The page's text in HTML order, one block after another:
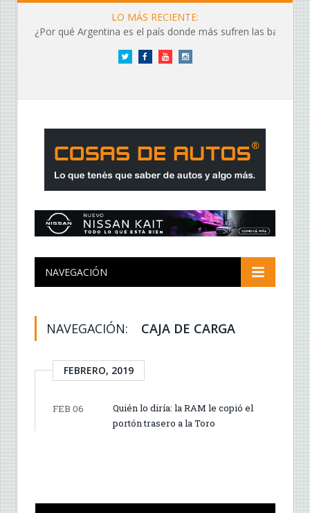
LO MÁS RECIENTE:
¿Por qué Argentina es el país donde más sufren las baterías?
Twitter FacebookYouTubeInstagram
NAVEGACIÓN
NAVEGACIÓN: CAJA DE CARGA
FEBRERO, 2019
FEB 06
Quién lo diría: la RAM le copió el
portón trasero a la Toro